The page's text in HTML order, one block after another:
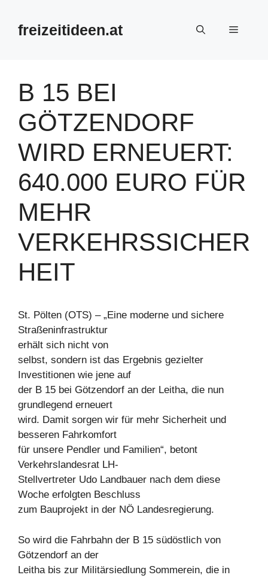
Inhalt
springenfreizeitideen.at Menü
B 15 BEI
GÖTZENDORF
WIRD ERNEUERT:
640.000 EURO FÜR
MEHR
VERKEHRSSICHER
HEIT
St. Pölten (OTS) – „Eine moderne und sichere
Straßeninfrastruktur
erhält sich nicht von
selbst, sondern ist das Ergebnis gezielter
Investitionen wie jene auf
der B 15 bei Götzendorf an der Leitha, die nun
grundlegend erneuert
wird. Damit sorgen wir für mehr Sicherheit und
besseren Fahrkomfort
für unsere Pendler und Familien“, betont
Verkehrslandesrat LH-
Stellvertreter Udo Landbauer nach dem diese
Woche erfolgten Beschluss
zum Bauprojekt in der NÖ Landesregierung.
So wird die Fahrbahn der B 15 südöstlich von
Götzendorf an der
Leitha bis zur Militärsiedlung Sommerein, die in